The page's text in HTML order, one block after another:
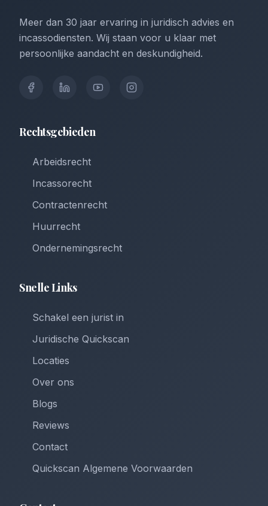
Meer dan 30 jaar ervaring in juridisch advies en
incassodiensten. Wij staan voor u klaar met
persoonlijke aandacht en deskundigheid.
Rechtsgebieden
Arbeidsrecht
Incassorecht
Contractenrecht
Huurrecht
Ondernemingsrecht
Snelle Links
Schakel een jurist in
Juridische Quickscan
Locaties
Over ons
Blogs
Reviews
Contact
Quickscan Algemene Voorwaarden